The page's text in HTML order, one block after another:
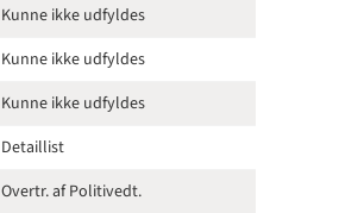
Kunne ikke udfyldes
Kunne ikke udfyldes
Kunne ikke udfyldes
Detaillist
Overtr. af Politivedt.